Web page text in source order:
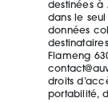
destinées à
dans le
données
Flameng
droits
portabilité,